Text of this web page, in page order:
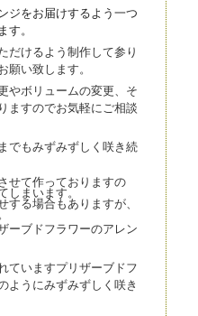
ジをお届けするよう一つ
す。
だけるよう制作して参り
願い致します。
やボリュームの変更、そ
ますのでお気軽にご相談
でもみずみずしく咲き続
せて作っておりますの
しまいます。
する場合もありますが、
ーブドフラワーのアレン
ていますプリザーブドフ
ようにみずみずしく咲き